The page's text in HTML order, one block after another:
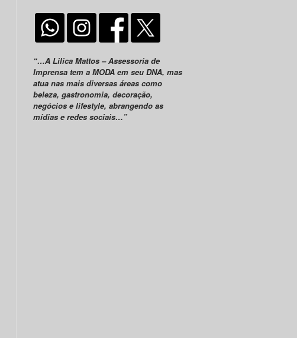
“…A Lilica Mattos – Assessoria de
Imprensa tem a MODA em seu DNA, mas
atua nas mais diversas áreas como
beleza, gastronomia, decoração,
negócios e lifestyle, abrangendo as
mídias e redes sociais…”